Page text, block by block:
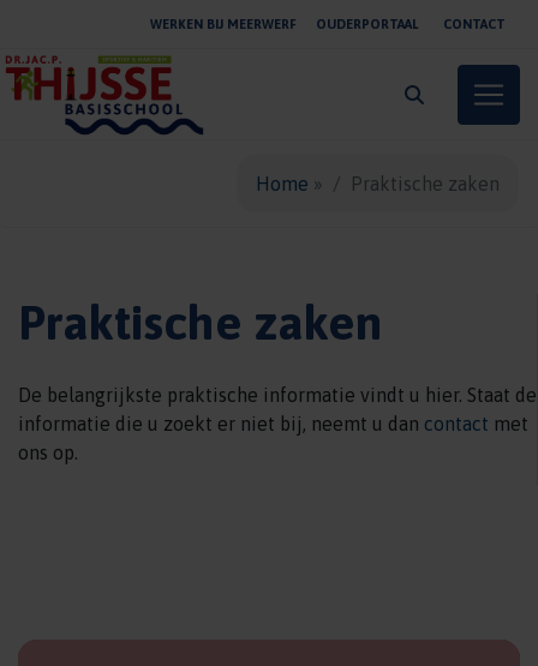
WERKEN BIJ MEERWERF OUDERPORTAAL CONTACT
Home » Praktische zaken
Praktische zaken
De belangrijkste praktische informatie vindt u hier. Staat de
informatie die u zoekt er niet bij, neemt u dan contact met
ons op.